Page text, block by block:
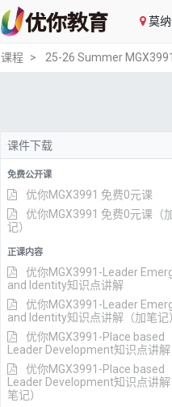
莫
课程 25-26 Summer
课件下载
免费公开课
优你MGX3991 免费0元课
优你MGX3991 免费0元课（
记）
正课内容
优你MGX3991-Leader
and Identity知识点讲解
优你MGX3991-Leader
and Identity知识点讲解（加笔记
优你MGX3991-Place based
Leader Development知识点讲解
优你MGX3991-Place based
Leader Development知识点讲
笔记）